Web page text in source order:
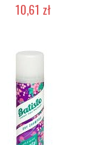
10,61 zł